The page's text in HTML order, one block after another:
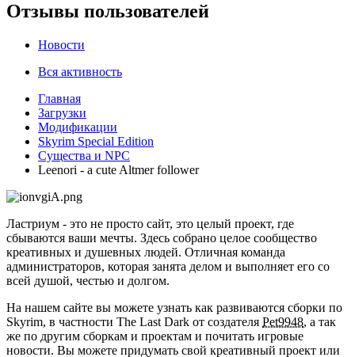
Отзывы пользователей
Новости
Вся активность
Главная
Загрузки
Модификации
Skyrim Special Edition
Существа и NPC
Leenori - a cute Altmer follower
Ластриум - это не просто сайт, это целый проект, где
сбываются ваши мечты. Здесь собрано целое сообщество
креативных и душевных людей. Отличная команда
администраторов, которая занята делом и выполняет его со
всей душой, честью и долгом.
На нашем сайте вы можете узнать как развиваются сборки по
Skyrim, в частности The Last Dark от создателя Pet9948, а так
же по другим сборкам и проектам и почитать игровые
новости. Вы можете придумать свой креативный проект или